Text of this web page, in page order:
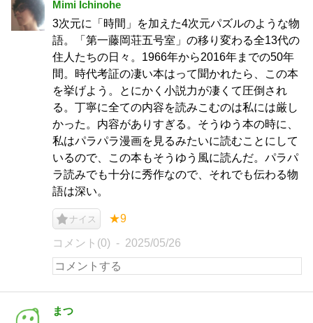
Mimi Ichinohe
3次元に「時間」を加えた4次元パズルのような物
語。「第一藤岡荘五号室」の移り変わる全13代の
住人たちの日々。1966年から2016年までの50年
間。時代考証の凄い本はって聞かれたら、この本
を挙げよう。とにかく小説力が凄くて圧倒され
る。丁寧に全ての内容を読みこむのは私には厳し
かった。内容がありすぎる。そうゆう本の時に、
私はパラパラ漫画を見るみたいに読むことにして
いるので、この本もそうゆう風に読んだ。パラパ
ラ読みでも十分に秀作なので、それでも伝わる物
語は深い。
ナイス ★9
コメント(0) 2025/05/26
まつ